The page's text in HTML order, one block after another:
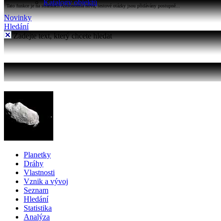
Katalogy objektů
Tato funkce je na stránkách Astronomia nová, testové otázky jsou přidávány postupně...
Novinky
Hledání
Zadejte text, který chcete hledat
Planetky
Dráhy
Vlastnosti
Vznik a vývoj
Seznam
Hledání
Statistika
Analýza